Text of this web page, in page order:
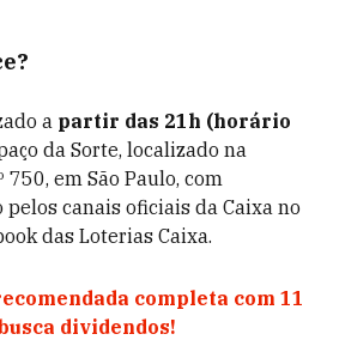
a partir das 21h (horário
da Sorte, localizado na
em São Paulo, com
canais oficiais da Caixa no
das Loterias Caixa.
completa com 11
dividendos!